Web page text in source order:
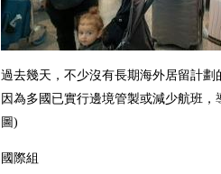
過去幾天，不少沒有長期海外居留計
因為多國已實行邊境管製或減少航班
圖)
國際組